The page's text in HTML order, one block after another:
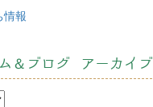
情報
＆ブログ アーカイブ